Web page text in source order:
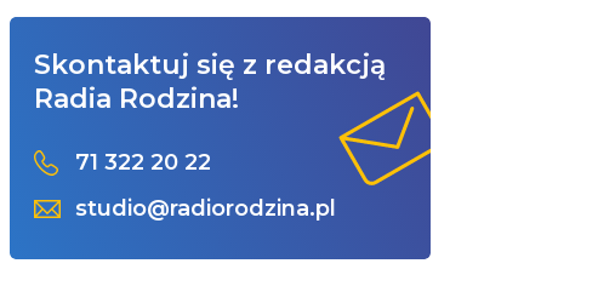
Skontaktuj się z redakcją
Radia Rodzina!
71 322 20 22
studio@radiorodzina.pl